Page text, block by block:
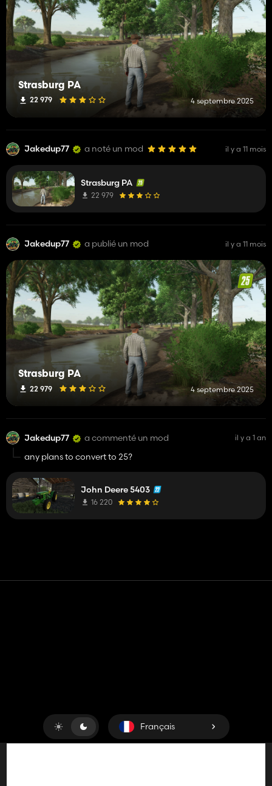
Strasburg PA
22 979 4 septembre 2025
Jakedup77 a noté un mod il y a 11 mois
Strasburg PA
22 979
Jakedup77 a publié un mod il y a 11 mois
Strasburg PA
22 979 4 septembre 2025
Jakedup77 a commenté un mod il y a 1 an
any plans to convert to 25?
John Deere 5403
16 220
Français